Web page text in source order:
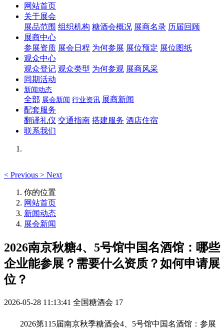
网站首页
关于展会
展品范围 组织机构 糖酒会概况 展商名录 历届回顾
展商中心
参展资质 展会日程 为何参展 展位预定 展位图纸
观众中心
观众登记 观众类型 为何参观 展商风采
同期活动
新闻动态
全部 展会新闻 行业资讯 展商新闻
配套服务
翻译礼仪 交通指南 搭建服务 酒店住宿
联系我们
< Previous > Next
你的位置
网站首页
新闻动态
展会新闻
2026南京秋糖4、5号馆中国名酒馆：哪些
企业能参展？需要什么资质？如何申请展
位？
2026-05-28 11:13:41 全国糖酒会 17
2026第115届南京秋季糖酒会4、5号馆中国名酒馆：参展